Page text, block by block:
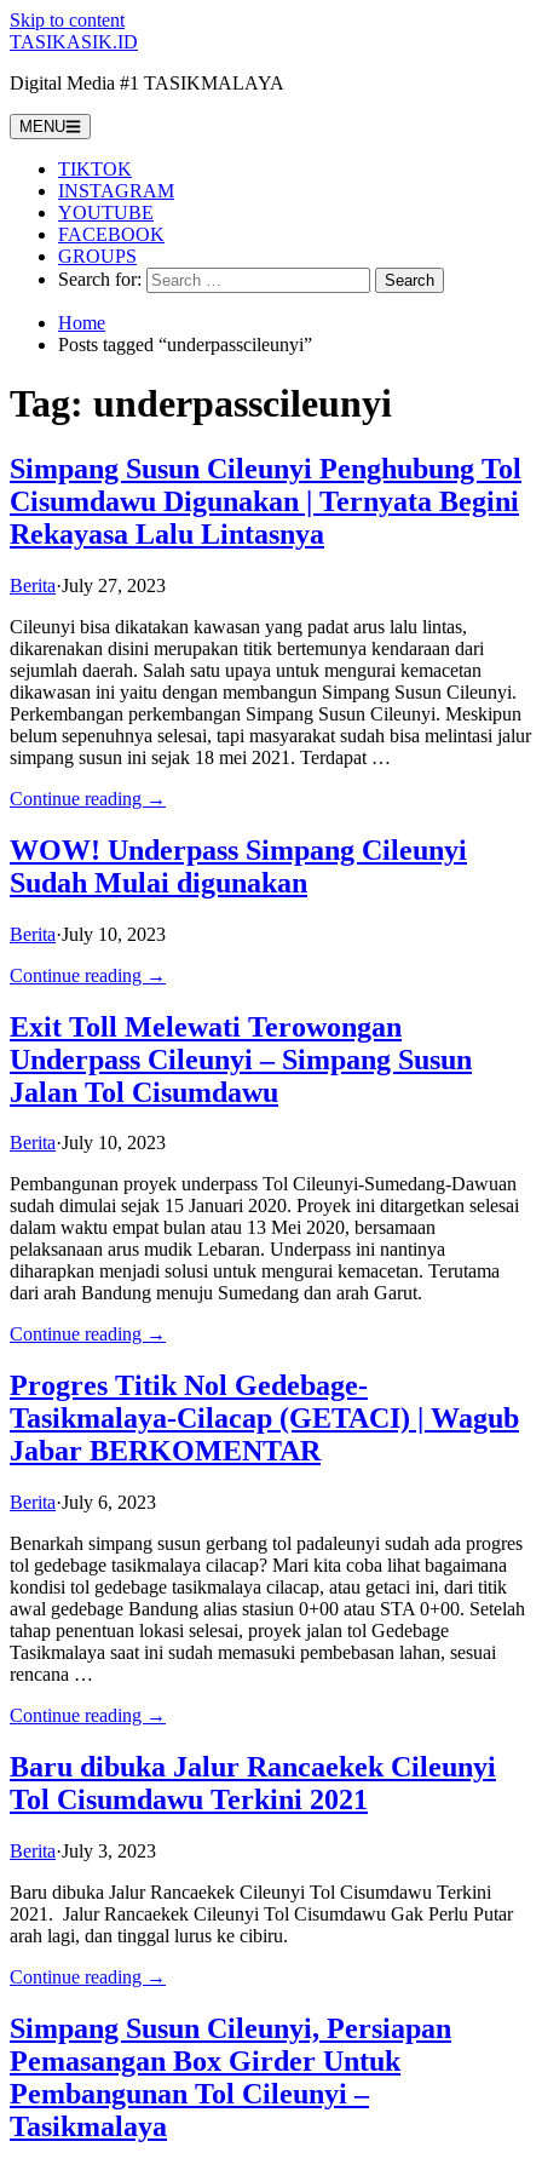
Skip to content
TASIKASIK.ID
Digital Media #1 TASIKMALAYA
MENU
TIKTOK
INSTAGRAM
YOUTUBE
FACEBOOK
GROUPS
Search for:
Home
Posts tagged “underpasscileunyi”
Tag: underpasscileunyi
Simpang Susun Cileunyi Penghubung Tol
Cisumdawu Digunakan | Ternyata Begini
Rekayasa Lalu Lintasnya
Berita·July 27, 2023
Cileunyi bisa dikatakan kawasan yang padat arus lalu lintas,
dikarenakan disini merupakan titik bertemunya kendaraan dari
sejumlah daerah. Salah satu upaya untuk mengurai kemacetan
dikawasan ini yaitu dengan membangun Simpang Susun Cileunyi.
Perkembangan perkembangan Simpang Susun Cileunyi. Meskipun
belum sepenuhnya selesai, tapi masyarakat sudah bisa melintasi jalur
simpang susun ini sejak 18 mei 2021. Terdapat …
Continue reading →
WOW! Underpass Simpang Cileunyi
Sudah Mulai digunakan
Berita·July 10, 2023
Continue reading →
Exit Toll Melewati Terowongan
Underpass Cileunyi – Simpang Susun
Jalan Tol Cisumdawu
Berita·July 10, 2023
Pembangunan proyek underpass Tol Cileunyi-Sumedang-Dawuan
sudah dimulai sejak 15 Januari 2020. Proyek ini ditargetkan selesai
dalam waktu empat bulan atau 13 Mei 2020, bersamaan
pelaksanaan arus mudik Lebaran. Underpass ini nantinya
diharapkan menjadi solusi untuk mengurai kemacetan. Terutama
dari arah Bandung menuju Sumedang dan arah Garut.
Continue reading →
Progres Titik Nol Gedebage-
Tasikmalaya-Cilacap (GETACI) | Wagub
Jabar BERKOMENTAR
Berita·July 6, 2023
Benarkah simpang susun gerbang tol padaleunyi sudah ada progres
tol gedebage tasikmalaya cilacap? Mari kita coba lihat bagaimana
kondisi tol gedebage tasikmalaya cilacap, atau getaci ini, dari titik
awal gedebage Bandung alias stasiun 0+00 atau STA 0+00. Setelah
tahap penentuan lokasi selesai, proyek jalan tol Gedebage
Tasikmalaya saat ini sudah memasuki pembebasan lahan, sesuai
rencana …
Continue reading →
Baru dibuka Jalur Rancaekek Cileunyi
Tol Cisumdawu Terkini 2021
Berita·July 3, 2023
Baru dibuka Jalur Rancaekek Cileunyi Tol Cisumdawu Terkini
2021. Jalur Rancaekek Cileunyi Tol Cisumdawu Gak Perlu Putar
arah lagi, dan tinggal lurus ke cibiru.
Continue reading →
Simpang Susun Cileunyi, Persiapan
Pemasangan Box Girder Untuk
Pembangunan Tol Cileunyi –
Tasikmalaya